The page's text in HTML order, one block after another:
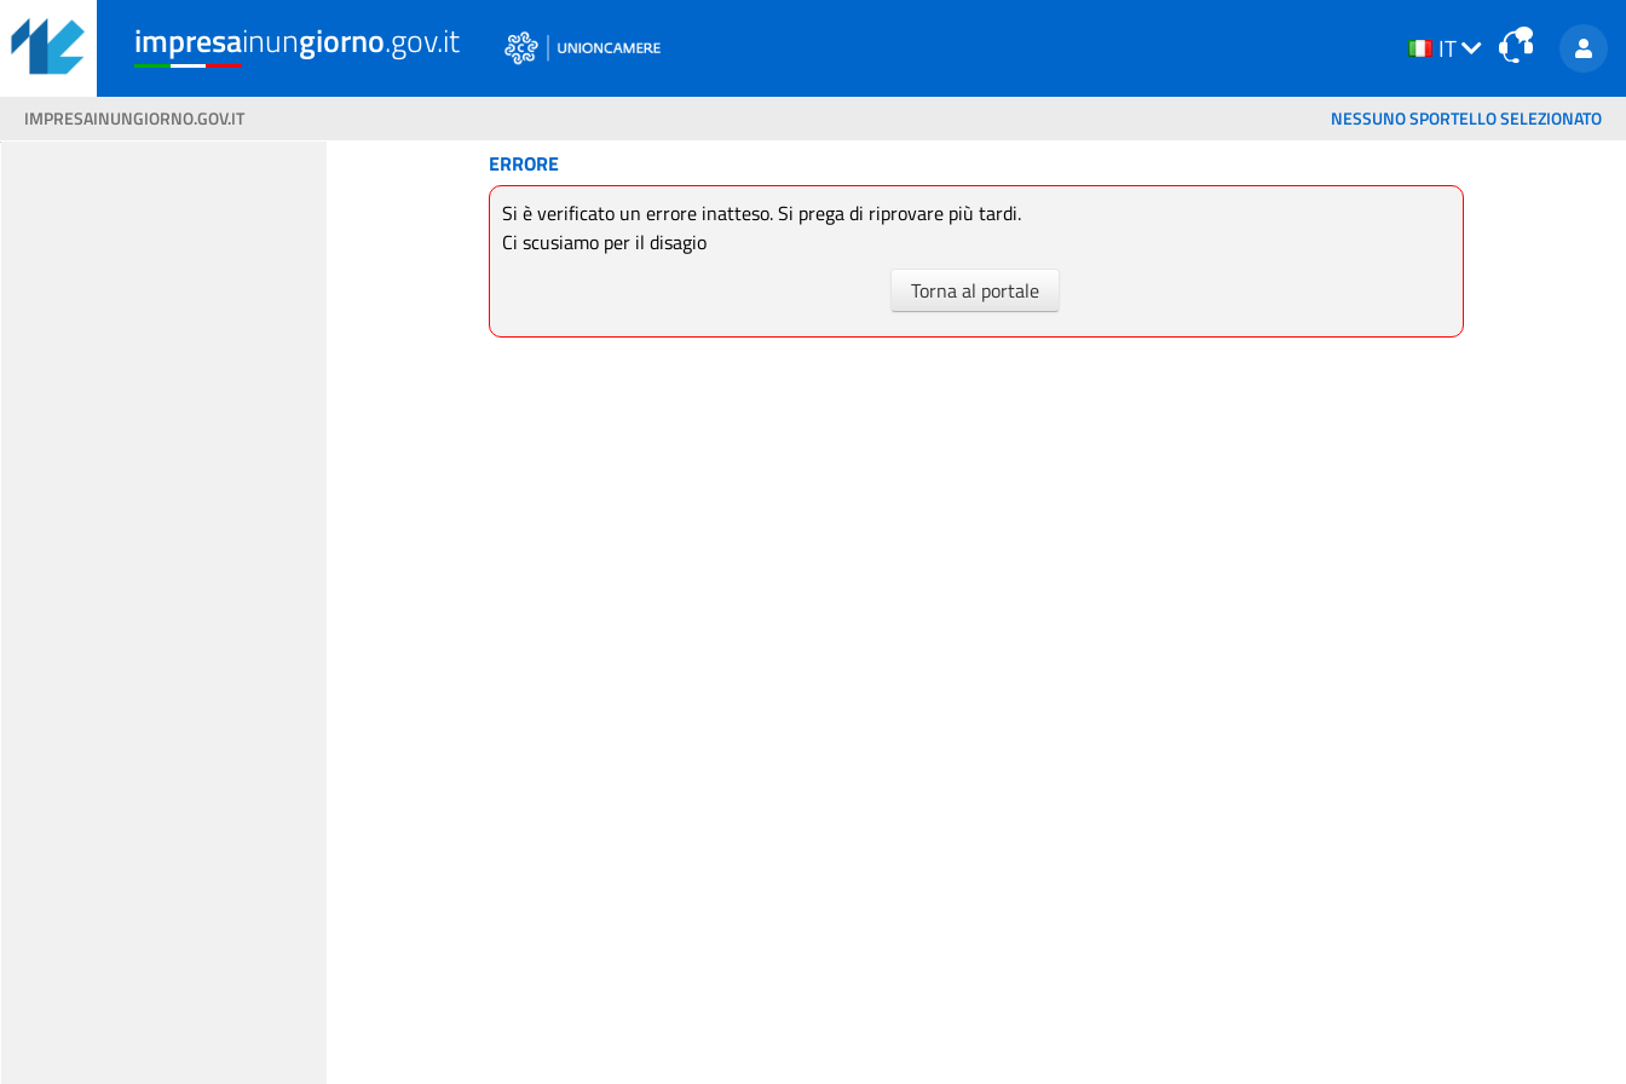
impresainungiorno.gov.it
IT
IT
IMPRESAINUNGIORNO.GOV.IT NESSUNO SPORTELLO SELEZIONATO
ERRORE
Si è verificato un errore inatteso. Si prega di riprovare più tardi.
Ci scusiamo per il disagio
Torna al portale